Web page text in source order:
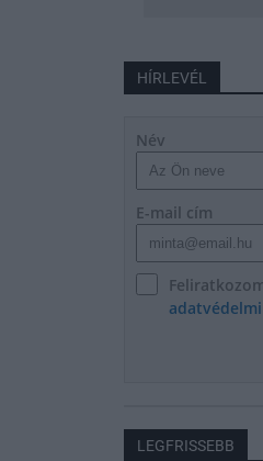
HÍRLEVÉL
Név
E-mail cím
LEGFRISSEBB